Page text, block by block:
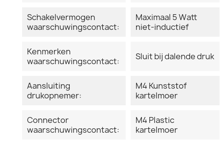
Schakelvermogen
waarschuwingscontact:
Maximaal 5 Watt
niet-inductief
Kenmerken
waarschuwingscontact:
Sluit bij dalende druk
Aansluiting
drukopnemer:
M4 Kunststof
kartelmoer
Connector
waarschuwingscontact:
M4 Plastic
kartelmoer